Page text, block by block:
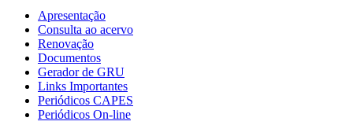
Apresentação
Consulta ao acervo
Renovação
Documentos
Gerador de GRU
Links Importantes
Periódicos CAPES
Periódicos On-line